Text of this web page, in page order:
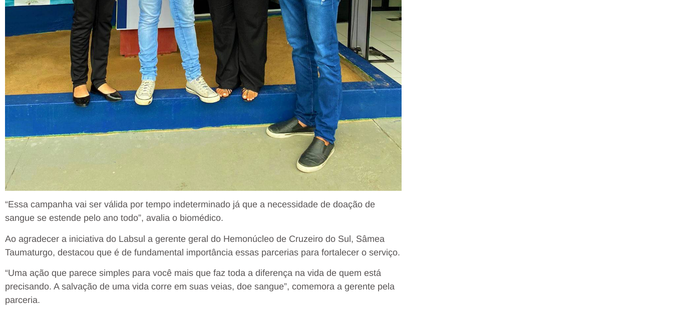
“Essa campanha vai ser válida por tempo indeterminado já que a necessidade de doação de
sangue se estende pelo ano todo”, avalia o biomédico.
Ao agradecer a iniciativa do Labsul a gerente geral do Hemonúcleo de Cruzeiro do Sul, Sâmea
Taumaturgo, destacou que é de fundamental importância essas parcerias para fortalecer o serviço.
“Uma ação que parece simples para você mais que faz toda a diferença na vida de quem está
precisando. A salvação de uma vida corre em suas veias, doe sangue”, comemora a gerente pela
parceria.